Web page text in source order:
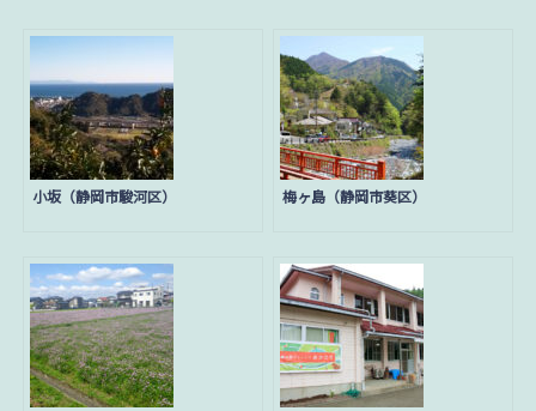
ー
シ
ョ
ン
小坂（静岡市駿河区） 梅ヶ島（静岡市葵区）